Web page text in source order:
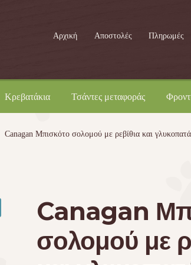
Αρχική Αποστολές Πληρωμές
Κρεβατάκια Τσάντες μεταφοράς
Canagan Μπισκότο σολομού με ρεβίθια και
Canagan
σολομού με